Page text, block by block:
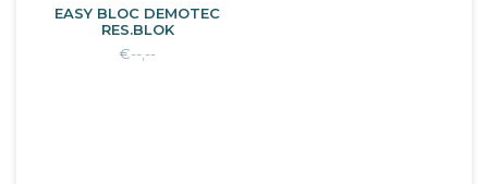
EASY BLOC DEMOTEC
RES.BLOK
€--,--